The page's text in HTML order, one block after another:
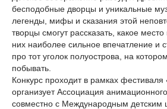
бесподобные дворцы и уникальные
легенды, мифы и сказания этой
творцы смогут рассказать, какое
них наиболее сильное впечатление и
про тот уголок полуострова, на
побывать.
Конкурс проходит в рамках
организует Ассоциация
совместно с Международным детским